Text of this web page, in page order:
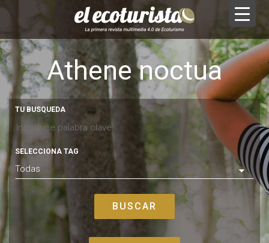
Athene noctua
TU BUSQUEDA
SELECCIONA TAG